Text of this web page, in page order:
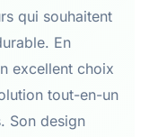
qui souhaitent
En
excellent choix
tout-en-un
Son design